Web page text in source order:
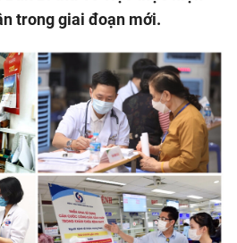
trong giai đoạn mới.